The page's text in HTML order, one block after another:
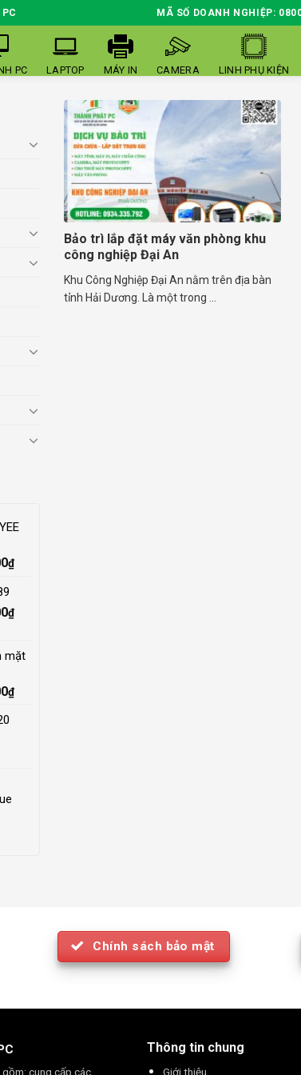
MÃ SỐ DOANH NGHIỆP:
PC LAPTOP MÁY IN CAMERA LINH PHỤ KIỆN
₫Current
1.250.000₫.
₫Current
2.800.000₫.
mặt
₫Current
Bảo trì lắp đặt máy văn phòng khu
công nghiệp Đại An
Khu Công Nghiệp Đại An nằm trên địa bàn
tỉnh Hải Dương. Là một trong ...
Chính sách bảo mật
cung cấp các
Thông tin chung
Giới thiệu